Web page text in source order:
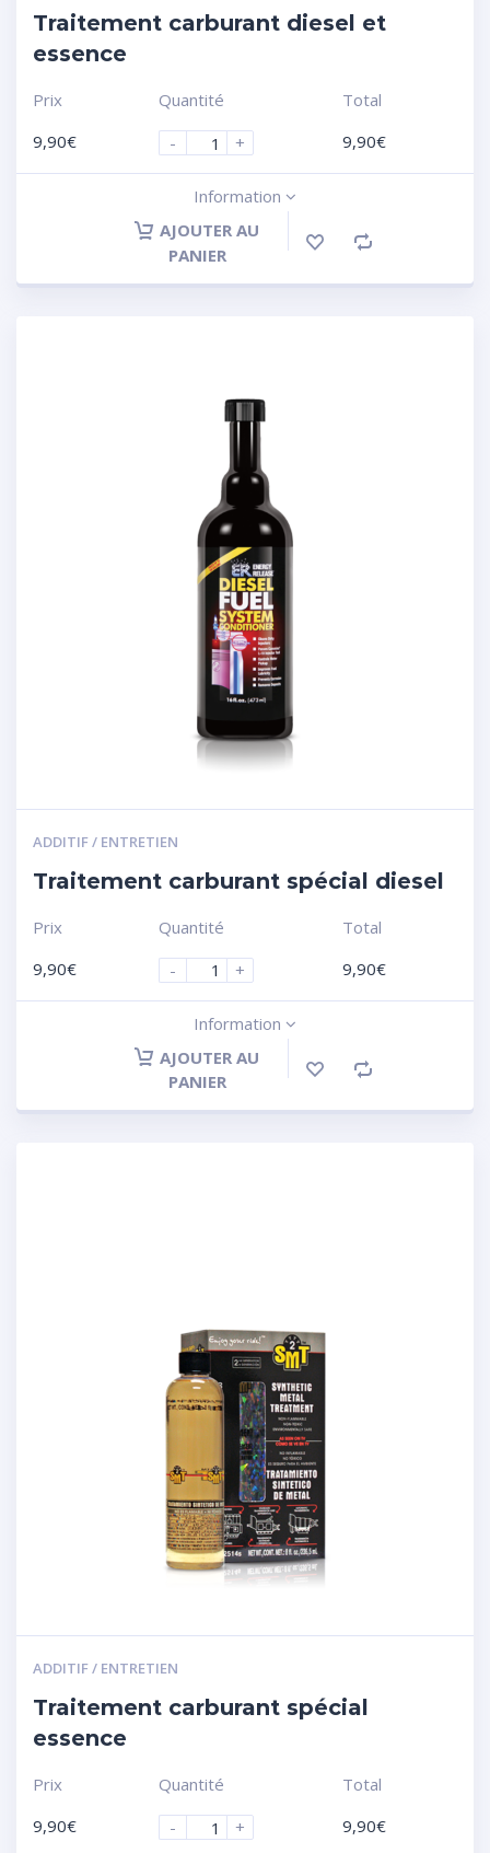
Traitement carburant diesel et
essence
Prix
9,90€
Quantité
-
+
Total
9,90€
Information
AJOUTER AU
PANIER
ADDITIF / ENTRETIEN
Traitement carburant spécial diesel
Prix
9,90€
Quantité
-
+
Total
9,90€
Information
AJOUTER AU
PANIER
ADDITIF / ENTRETIEN
Traitement carburant spécial
essence
Prix
9,90€
Quantité
-
+
Total
9,90€